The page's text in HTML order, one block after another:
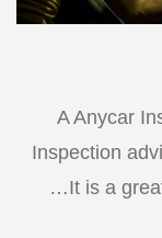
A Anycar
Inspection
It is a